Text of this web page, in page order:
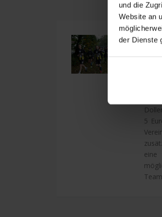
und die
Website an
der Dienste
5
eine